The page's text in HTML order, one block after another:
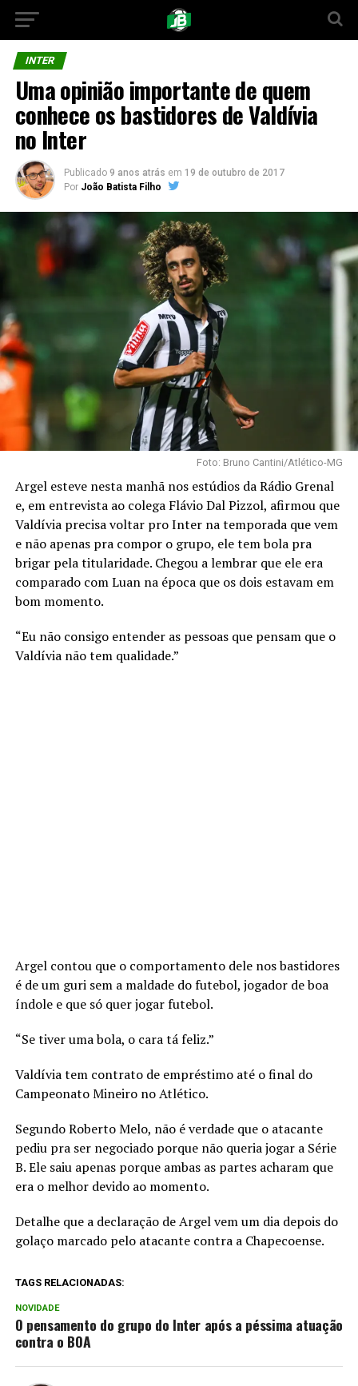
INTER
Uma opinião importante de quem
conhece os bastidores de Valdívia
no Inter
Publicado 9 anos atrás em 19 de outubro de 2017
Por João Batista Filho
Foto: Bruno Cantini/Atlético-MG
Argel esteve nesta manhã nos estúdios da Rádio Grenal
e, em entrevista ao colega Flávio Dal Pizzol, afirmou que
Valdívia precisa voltar pro Inter na temporada que vem
e não apenas pra compor o grupo, ele tem bola pra
brigar pela titularidade. Chegou a lembrar que ele era
comparado com Luan na época que os dois estavam em
bom momento.
“Eu não consigo entender as pessoas que pensam que o
Valdívia não tem qualidade.”
Argel contou que o comportamento dele nos bastidores
é de um guri sem a maldade do futebol, jogador de boa
índole e que só quer jogar futebol.
“Se tiver uma bola, o cara tá feliz.”
Valdívia tem contrato de empréstimo até o final do
Campeonato Mineiro no Atlético.
Segundo Roberto Melo, não é verdade que o atacante
pediu pra ser negociado porque não queria jogar a Série
B. Ele saiu apenas porque ambas as partes acharam que
era o melhor devido ao momento.
Detalhe que a declaração de Argel vem um dia depois do
golaço marcado pelo atacante contra a Chapecoense.
TAGS RELACIONADAS:
NOVIDADE
O pensamento do grupo do Inter após a péssima atuação
contra o BOA